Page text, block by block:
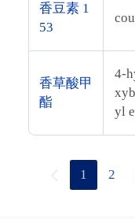
香豆素 1
53
香草酸甲
酯
4-
yl
1 2